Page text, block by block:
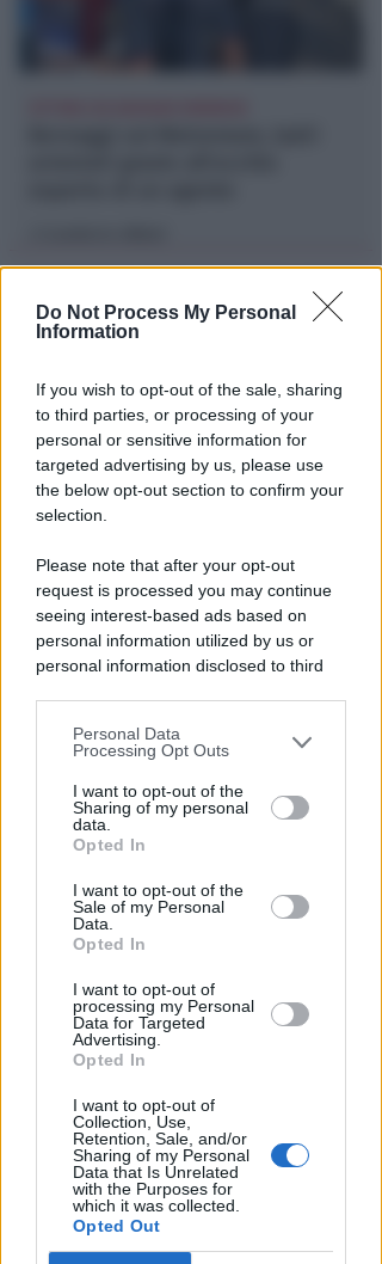
Do Not Process My Personal
Information
If you wish to opt-out of the sale, sharing
to third parties, or processing of your
personal or sensitive information for
targeted advertising by us, please use
the below opt-out section to confirm your
selection.
Please note that after your opt-out
request is processed you may continue
seeing interest-based ads based on
personal information utilized by us or
personal information disclosed to third
You may separately opt-out of the further
disclosure of your personal information
by third parties on the IAB’s list of
downstream participants.
by us to third parties on the IAB’s List of
Downstream Participants that may
further disclose it to other third parties.
Personal Data
Processing Opt Outs
I want to opt-out of the
Sharing of my personal
data.
Opted In
I want to opt-out of the
Sale of my Personal
Data.
Opted In
I want to opt-out of
processing my Personal
Data for Targeted
Advertising.
Opted In
I want to opt-out of
Collection, Use,
Retention, Sale, and/or
Sharing of my Personal
Data that Is Unrelated
with the Purposes for
which it was collected.
Opted Out
OSSERVATORIO CGIL INCA
Rimini: +13% nel primo semestre
dell'anno
diRedazione
APPROVATO DAL CDA
Dati in crescita nella semestrale
l'esercizio 2026
Redazione